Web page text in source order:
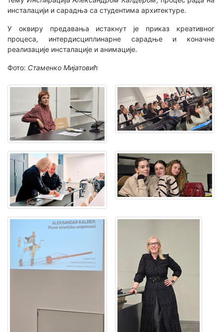
инсталацији и сарадња са студентима архитектуре.
У оквиру предавања истакнут је приказ креативног
процеса, интердисциплинарне сарадње и коначне
реализације инсталације и анимације.
Фото: Стаменко Мијатовић